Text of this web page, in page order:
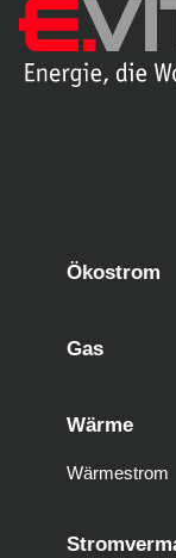
Ökostrom
Gas
Wärme
Wärmestrom